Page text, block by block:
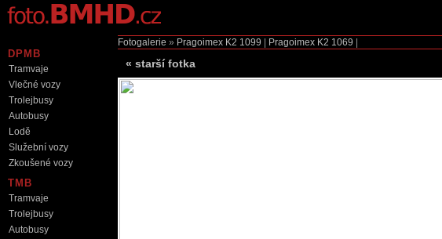
Fotogalerie » Pragoimex K2 1099 Pragoimex K2 1069
« starší fotka
DPMB
Tramvaje
Vlečné vozy
Trolejbusy
Autobusy
Lodě
Služební vozy
Zkoušené vozy
TMB
Tramvaje
Trolejbusy
Autobusy